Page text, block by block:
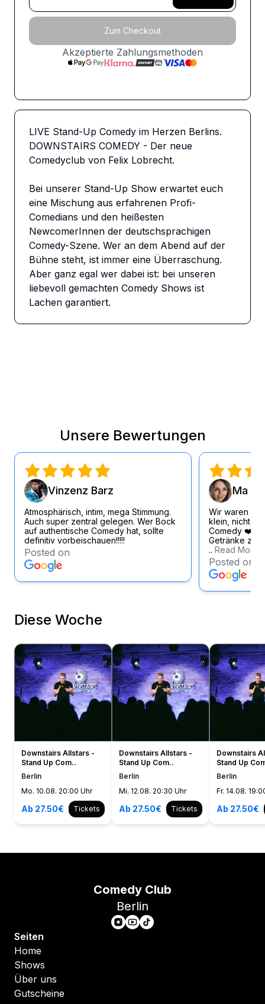
Zum Checkout
Akzeptierte Zahlungsmethoden
LIVE Stand-Up Comedy im Herzen Berlins.
DOWNSTAIRS COMEDY - Der neue
Comedyclub von Felix Lobrecht.
Bei unserer Stand-Up Show erwartet euch
eine Mischung aus erfahrenen Profi-
Comedians und den heißesten
NewcomerInnen der deutschsprachigen
Comedy-Szene. Wer an dem Abend auf der
Bühne steht, ist immer eine Überraschung.
Aber ganz egal wer dabei ist: bei unseren
liebevoll gemachten Comedy Shows ist
Lachen garantiert.
Unsere Bewertungen
Vinzenz Barz
Atmosphärisch, intim, mega Stimmung.
Auch super zentral gelegen. Wer Bock
auf authentische Comedy hat, sollte
definitiv vorbeischauen!!!!!
Posted on
Ma Si
Wir waren
klein, nicht zu
Comedy ❤️
Getränke
.. Read More
Posted on
Diese Woche
Downstairs Allstars -
Stand Up Com..
Berlin
Mo. 10.08. 20:00 Uhr
Ab 27.50€ Tickets
Downstairs Allstars -
Stand Up Com..
Berlin
Mi. 12.08. 20:30 Uhr
Ab 27.50€ Tickets
Downstairs
Stand Up
Berlin
Fr. 14.08.
Ab 27.50€
Comedy Club
Berlin
Seiten
Home
Shows
Über uns
Gutscheine